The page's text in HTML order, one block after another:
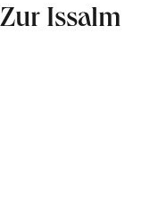
Zur Issalm